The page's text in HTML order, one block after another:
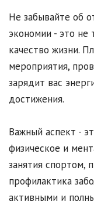
Не забывайте об
экономии - это не
качество жизни.
мероприятия,
зарядит вас
достижения.
Важный аспект -
физическое и
занятия спортом,
профилактика
активными и